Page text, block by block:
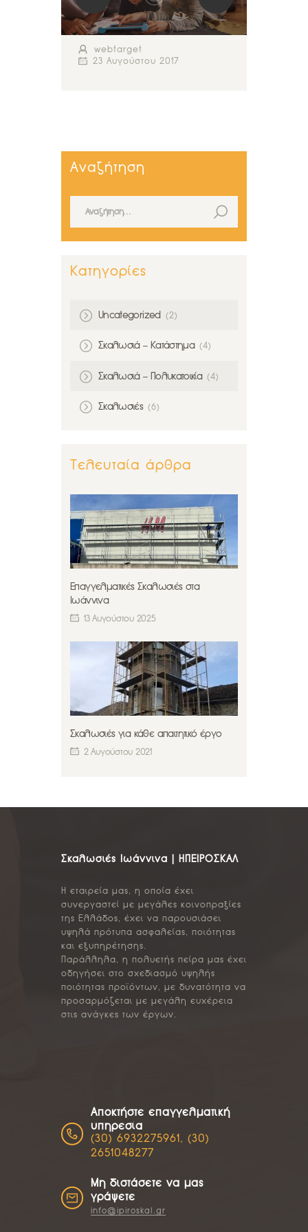
webtarget
23 Αυγούστου 2017
Αναζήτηση
Κατηγορίες
Uncategorized (2)
Σκαλωσιά – Κατάστημα (4)
Σκαλωσιά – Πολυκατοικία (4)
Σκαλωσιές (6)
Τελευταία άρθρα
Επαγγελματικές Σκαλωσιές στα
Ιωάννινα
13 Αυγούστου 2025
Σκαλωσιές για κάθε απαιτητικό έργο
2 Αυγούστου 2021
Σκαλωσιές Ιωάννινα | ΗΠΕΙΡΟΣΚΑΛ
Η εταιρεία μας, η οποία έχει
συνεργαστεί με μεγάλες κοινοπραξίες
της Ελλάδος, έχει να παρουσιάσει
υψηλά πρότυπα ασφαλείας, ποιότητας
και εξυπηρέτησης.
Παράλληλα, η πολυετής πείρα μας έχει
οδηγήσει στο σχεδιασμό υψηλής
ποιότητας προϊόντων, με δυνατότητα να
προσαρμόζεται με μεγάλη ευχέρεια
στις ανάγκες των έργων.
Αποκτήστε επαγγελματική
υπηρεσία
(30) 6932275961, (30)
2651048277
Μη διστάσετε να μας
γράψετε
info@ipiroskal.gr